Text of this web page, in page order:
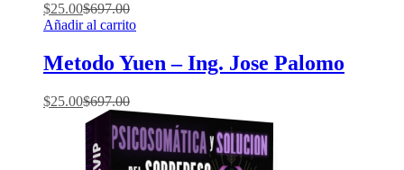
$25.00$697.00
Añadir al carrito
Metodo Yuen – Ing. Jose Palomo
$25.00$697.00